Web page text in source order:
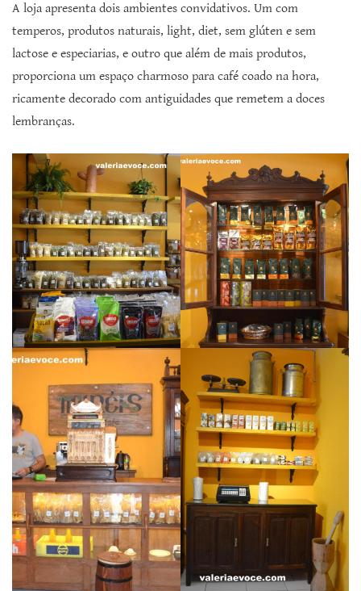
A loja apresenta dois ambientes convidativos. Um com
temperos, produtos naturais, light, diet, sem glúten e sem
lactose e especiarias, e outro que além de mais produtos,
proporciona um espaço charmoso para café coado na hora,
ricamente decorado com antiguidades que remetem a doces
lembranças.